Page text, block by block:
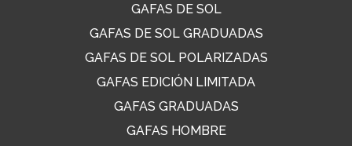
GAFAS DE SOL
GAFAS DE SOL GRADUADAS
GAFAS DE SOL POLARIZADAS
GAFAS EDICIÓN LIMITADA
GAFAS GRADUADAS
GAFAS HOMBRE